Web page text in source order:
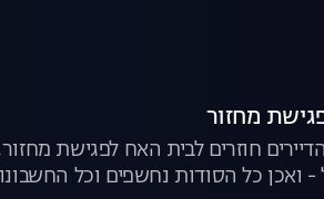
חוזרים לבית האח לפגישת
ואכן כל הסודות נחשפים וכל